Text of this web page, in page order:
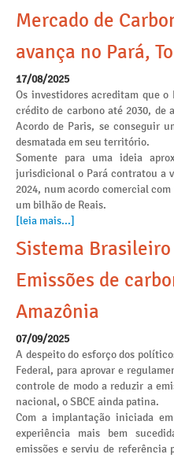
Mercado de
avança no Pará,
17/08/2025
Os investidores acreditam que
crédito de carbono até 2030, de
Acordo de Paris, se conseguir
desmatada em seu território.
Somente para uma ideia
jurisdicional o Pará contratou a
2024, num acordo comercial
um bilhão de Reais.
[leia mais...]
Sistema
Emissões de
Amazônia
07/09/2025
A despeito do esforço dos
Federal, para aprovar e
controle de modo a reduzir a
nacional, o SBCE ainda patina.
Com a implantação iniciada
experiência mais bem
emissões e serviu de referência